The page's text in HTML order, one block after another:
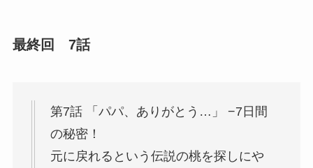
最終回 7話
第7話 「パパ、ありがとう…」 −7日間
の秘密！
元に戻れるという伝説の桃を探しにや